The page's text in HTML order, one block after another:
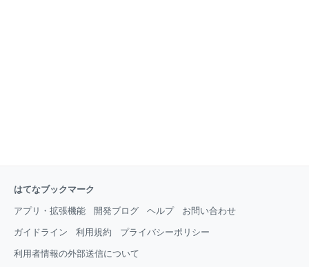
はてなブックマーク
アプリ・拡張機能 開発ブログ ヘルプ お問い合わせ
ガイドライン 利用規約 プライバシーポリシー
利用者情報の外部送信について